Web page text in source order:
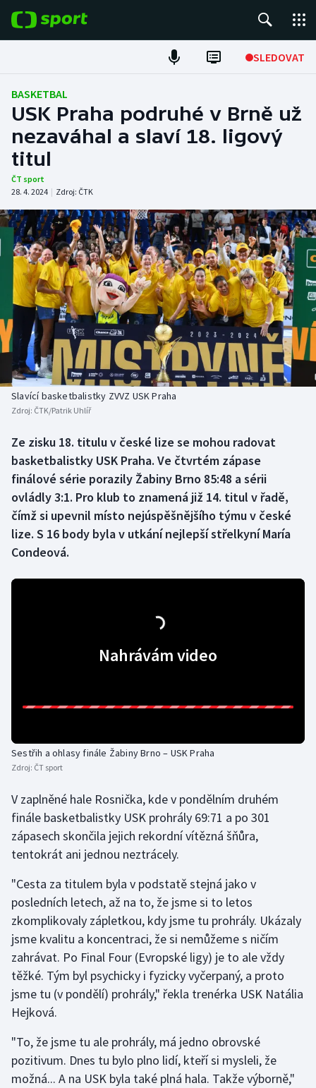
SLEDOVAT
Fotbal
Hokej
Tenis
Atletika
Cyklistika
DALŠÍ SPORTY
Americký fotbal
Baseball a softbal
Basketbal
Biatlon
Box
Curling
Dostihy
Judo
Krasobruslení
Lezení
Moderní pětiboj
Motorsport
Olympijské hry
Parasport
Plavání
Plážový volejbal
NEPŘEHLÉDNĚTE
Soutěže
Historické návraty
Aplikace ČT sport
BASKETBAL
USK Praha podruhé v Brně už
nezaváhal a slaví 18. ligový
titul
ČT sport
28. 4. 2024 | Zdroj: ČTK
Slavící basketbalistky ZVVZ USK Praha
Zdroj: ČTK/Patrik Uhlíř
Ze zisku 18. titulu v české lize se mohou radovat
basketbalistky USK Praha. Ve čtvrtém zápase
finálové série porazily Žabiny Brno 85:48 a sérii
ovládly 3:1. Pro klub to znamená již 14. titul v řadě,
čímž si upevnil místo nejúspěšnějšího týmu v české
lize. S 16 body byla v utkání nejlepší střelkyní María
Condeová.
Nahrávám video
Sestřih a ohlasy finále Žabiny Brno – USK Praha
Zdroj: ČT sport
V zaplněné hale Rosnička, kde v pondělním druhém
finále basketbalistky USK prohrály 69:71 a po 301
zápasech skončila jejich rekordní vítězná šňůra,
tentokrát ani jednou neztrácely.
"Cesta za titulem byla v podstatě stejná jako v
posledních letech, až na to, že jsme si to letos
zkomplikovaly zápletkou, kdy jsme tu prohrály. Ukázaly
jsme kvalitu a koncentraci, že si nemůžeme s ničím
zahrávat. Po Final Four (Evropské ligy) je to ale vždy
těžké. Tým byl psychicky i fyzicky vyčerpaný, a proto
jsme tu (v pondělí) prohrály," řekla trenérka USK Natália
Hejková.
"To, že jsme tu ale prohrály, má jedno obrovské
pozitivum. Dnes tu bylo plno lidí, kteří si mysleli, že
možná... A na USK byla také plná hala. Takže výborně,"